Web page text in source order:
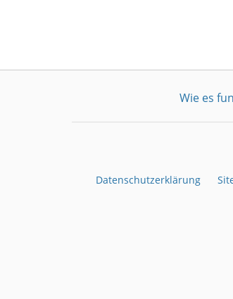
Wie es
Datenschutzerklärung